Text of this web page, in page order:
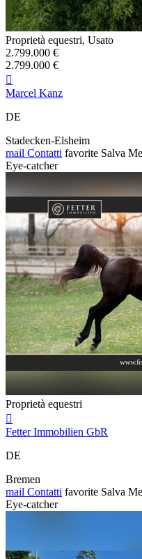
Proprietà equestri, Usato
2.799.000 €
2.799.000 €

Marcel Kanz
DE
Stadecken-Elsheim
mail Contatti favorite Salva
Eye-catcher
Proprietà equestri

Fetter Immobilien GbR
DE
Bremen
mail Contatti favorite Salva
Eye-catcher